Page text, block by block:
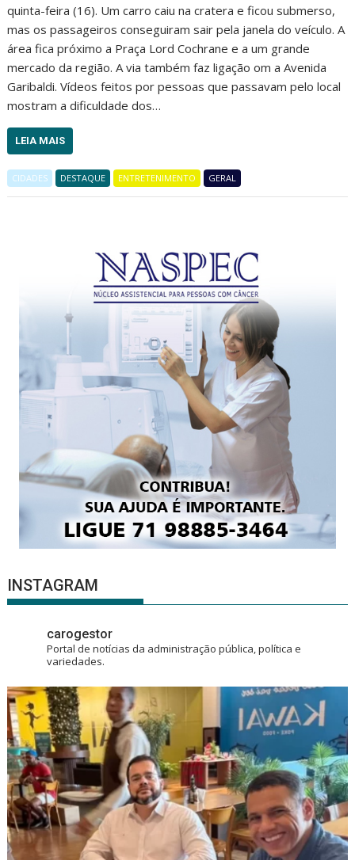
quinta-feira (16). Um carro caiu na cratera e ficou submerso,
mas os passageiros conseguiram sair pela janela do veículo. A
área fica próximo a Praça Lord Cochrane e a um grande
mercado da região. A via também faz ligação om a Avenida
Garibaldi. Vídeos feitos por pessoas que passavam pelo local
mostram a dificuldade dos…
LEIA MAIS
CIDADES DESTAQUE ENTRETENIMENTO GERAL
INSTAGRAM
carogestor
Portal de notícias da administração pública, política e
variedades.